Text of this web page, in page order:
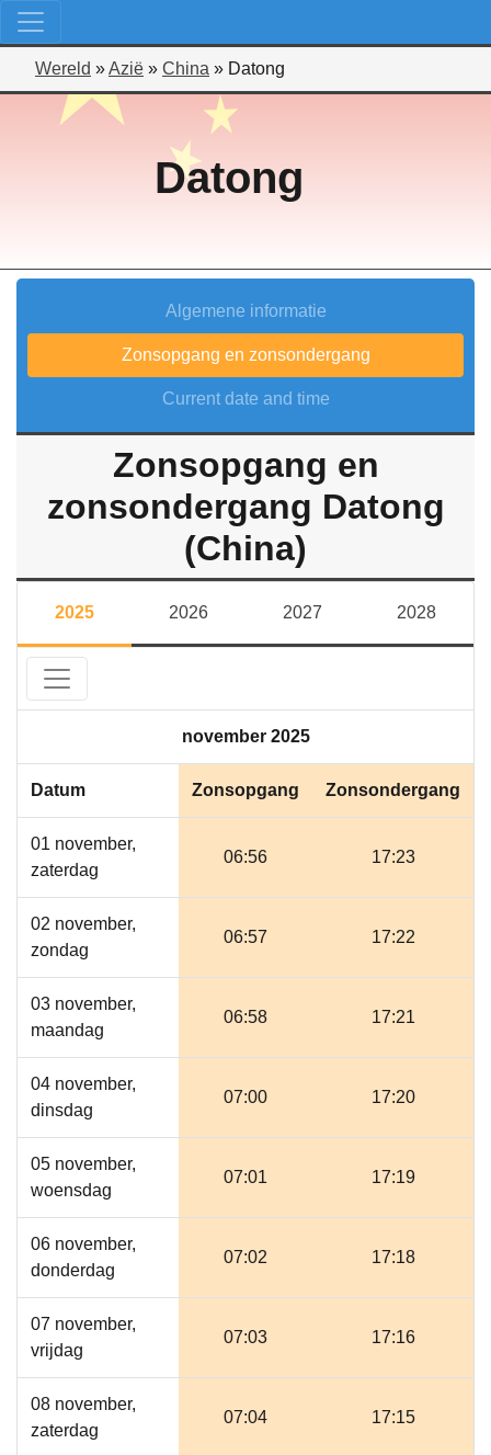
Wereld »Azië » China » Datong
Datong
Algemene informatie
Zonsopgang en zonsondergang
Current date and time
Zonsopgang en
zonsondergang Datong
(China)
2025 2026 2027 2028
november 2025
Datum Zonsopgang Zonsondergang
01 november,
zaterdag
06:56 17:23
02 november,
zondag
06:57 17:22
03 november,
maandag
06:58 17:21
04 november,
dinsdag
07:00 17:20
05 november,
woensdag
07:01 17:19
06 november,
donderdag
07:02 17:18
07 november,
vrijdag
07:03 17:16
08 november,
zaterdag
07:04 17:15